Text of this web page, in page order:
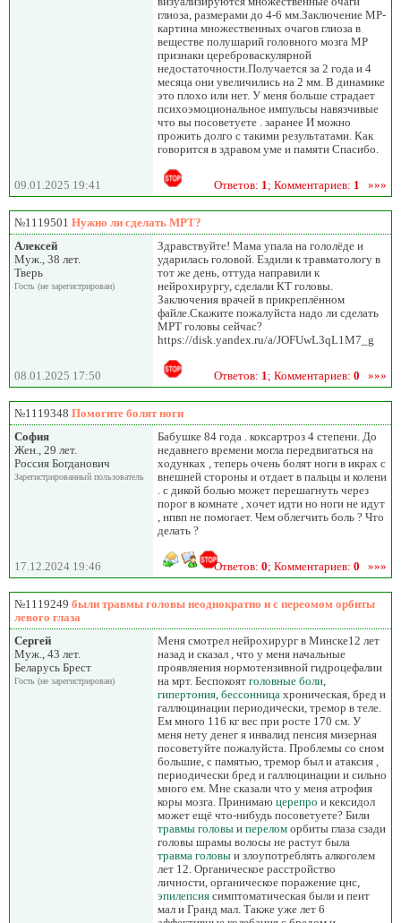
глиоза, размерами до 4-6 мм.Заключение МР-
картина множественных очагов глиоза в
веществе полушарий головного мозга МР
признаки цереброваскулярной
недостаточности.Получается за 2 года и 4
месяца они увеличились на 2 мм. В динамике
это плохо или нет. У меня больше страдает
психоэмоциональное импульсы навязчивые
что вы посоветуете . заранее И можно
прожить долго с такими результатами. Как
говорится в здравом уме и памяти Спасибо.
09.01.2025 19:41 Ответов: 1; Комментариев: 1 »»»
№1119501 Нужно ли сделать МРТ?
Алексей
Муж., 38 лет.
Тверь
Гость (не зарегистрирован)
Здравствуйте! Мама упала на гололёде и
ударилась головой. Ездили к травматологу в
тот же день, оттуда направили к
нейрохирургу, сделали КТ головы.
Заключения врачей в прикреплённом
файле.Скажите пожалуйста надо ли сделать
МРТ головы сейчас?
https://disk.yandex.ru/a/JOFUwL3qL1M7_g
08.01.2025 17:50 Ответов: 1; Комментариев: 0 »»»
№1119348 Помогите болят ноги
София
Жен., 29 лет.
Россия Богданович
Зарегистрированный пользователь
Бабушке 84 года . коксартроз 4 степени. До
недавнего времени могла передвигаться на
ходунках , теперь очень болят ноги в икрах с
внешней стороны и отдает в пальцы и колени
. с дикой болью может перешагнуть через
порог в комнате , хочет идти но ноги не идут
, нпвп не помогает. Чем облегчить боль ? Что
делать ?
17.12.2024 19:46 Ответов: 0; Комментариев: 0 »»»
№1119249 были травмы головы неоднократно и с переомом орбиты
левого глаза
Сергей
Муж., 43 лет.
Беларусь Брест
Гость (не зарегистрирован)
Меня смотрел нейрохирург в Минске12 лет
назад и сказал , что у меня начальные
проявляения нормотензивной гидроцефалии
на мрт. Беспокоят головные боли,
гипертония, бессонница хроническая, бред и
галлюцинации периодически, тремор в теле.
Ем много 116 кг вес при росте 170 см. У
меня нету денег я инвалид пенсия мизерная
посоветуйте пожалуйста. Проблемы со сном
большие, с памятью, тремор был и атаксия ,
периодически бред и галлюцинации и сильно
много ем. Мне сказали что у меня атрофия
коры мозга. Принимаю церепро и кексидол
может ещё что-нибудь посоветуете? Били
травмы головы и перелом орбиты глаза сзади
головы шрамы волосы не растут была
травма головы и злоупотреблять алкоголем
лет 12. Органическое расстройство
личности, органическое поражение цнс,
эпилепсия симптоматическая были и пеит
мал и Гранд мал. Также уже лет 6